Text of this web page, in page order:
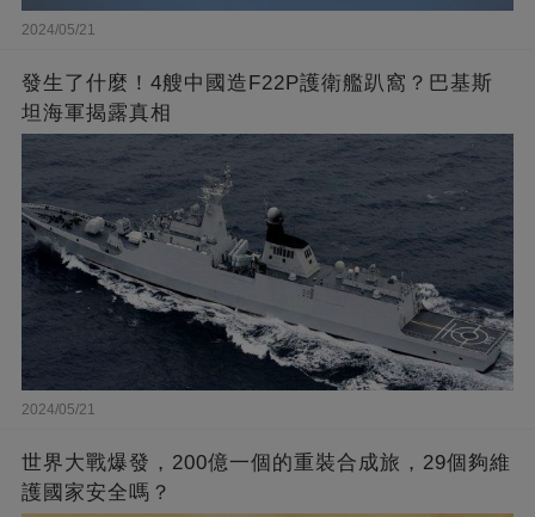
2024/05/21
發生了什麼！4艘中國造F22P護衛艦趴窩？巴基斯
坦海軍揭露真相
2024/05/21
世界大戰爆發，200億一個的重裝合成旅，29個夠維
護國家安全嗎？